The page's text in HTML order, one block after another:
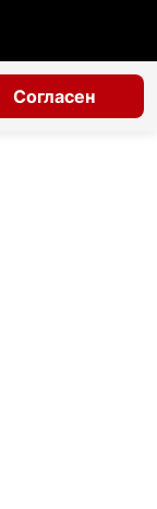
Согласен